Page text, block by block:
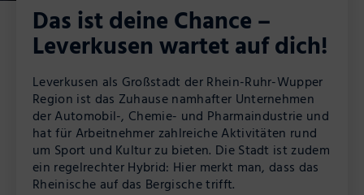
Das ist deine Chance –
Leverkusen wartet auf dich!
Leverkusen als Großstadt der Rhein-Ruhr-Wupper
Region ist das Zuhause namhafter Unternehmen
der Automobil-, Chemie- und Pharmaindustrie und
hat für Arbeitnehmer zahlreiche Aktivitäten rund
um Sport und Kultur zu bieten. Die Stadt ist zudem
ein regelrechter Hybrid: Hier merkt man, dass das
Rheinische auf das Bergische trifft.